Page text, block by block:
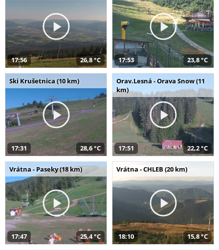
17:56 26,8 °C 17:53 23,8 °C
Ski Krušetnica (10 km)
17:31 28,6 °C
Orav.Lesná - Orava Snow (11
km)
17:51 22,2 °C
Vrátna - Paseky (18 km)
17:47 25,4 °C
Vrátna - CHLEB (20 km)
18:10 15,8 °C